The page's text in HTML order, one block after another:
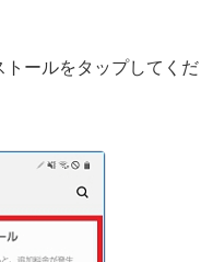
ールをタップしてくだ